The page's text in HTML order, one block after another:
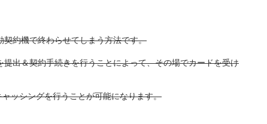
契約機で終わらせてしまう方法です。
提出＆契約手続きを行うことによって、その場でカードを受け
ッシングを行うことが可能になります。